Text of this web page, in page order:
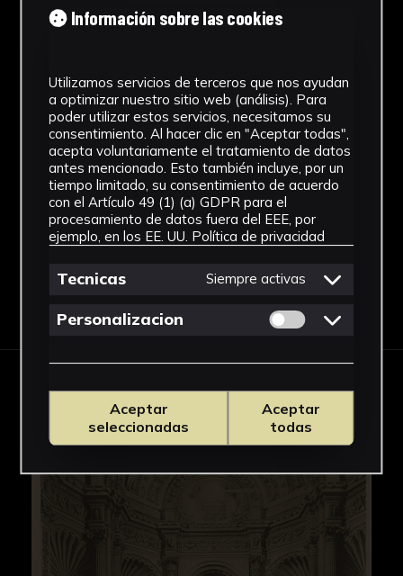
Laboratorio de Investigación
Patrimonio Cultural
52 x 36 cm.
Fondo
Sin fondo
Ver más
IMÁGENES
Información sobre las cookies
Utilizamos servicios de terceros que nos ayudan
a optimizar nuestro sitio web (análisis). Para
poder utilizar estos servicios, necesitamos su
consentimiento. Al hacer clic en "Aceptar todas",
acepta voluntariamente el tratamiento de datos
antes mencionado. Esto también incluye, por un
tiempo limitado, su consentimiento de acuerdo
con el Artículo 49 (1) (a) GDPR para el
procesamiento de datos fuera del EEE, por
ejemplo, en los EE. UU. Política de privacidad
Tecnicas Siempre activas
Personalizacion Permitir cookies
Aceptar
seleccionadas
Aceptar
todas